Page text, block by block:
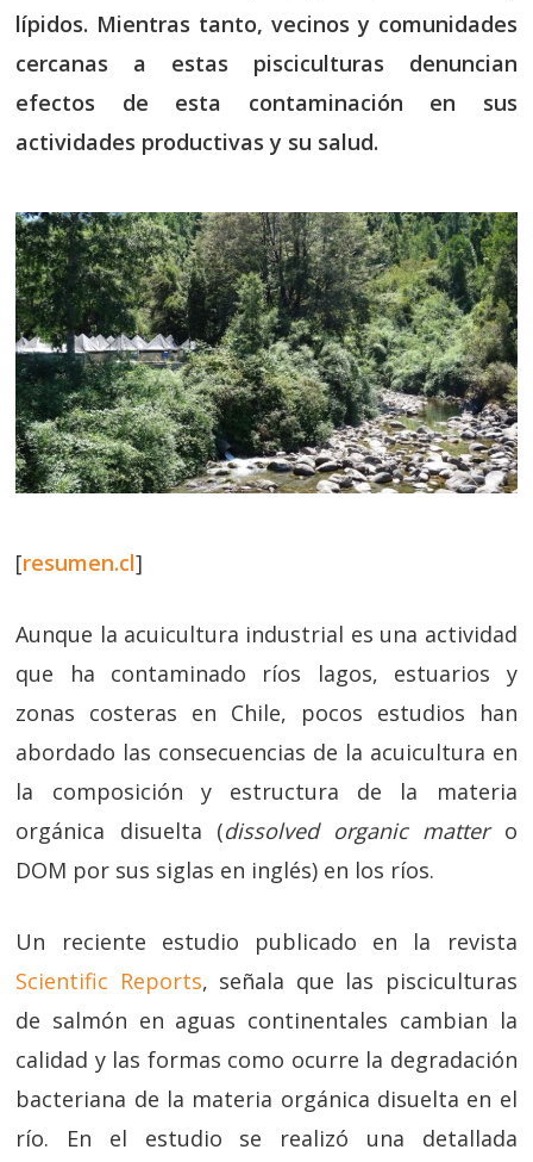
lípidos. Mientras tanto, vecinos y comunidades
cercanas a estas pisciculturas denuncian
efectos de esta contaminación en sus
actividades productivas y su salud.
[resumen.cl]
Aunque la acuicultura industrial es una actividad
que ha contaminado ríos lagos, estuarios y
zonas costeras en Chile, pocos estudios han
abordado las consecuencias de la acuicultura en
la composición y estructura de la materia
orgánica disuelta (dissolved organic mattero
DOM por sus siglas en inglés) en los ríos.
Un reciente estudio publicado en la revista
Scientific Reports, señala que las pisciculturas
de salmón en aguas continentales cambian la
calidad y las formas como ocurre la degradación
bacteriana de la materia orgánica disuelta en el
río. En el estudio se realizó una detallada